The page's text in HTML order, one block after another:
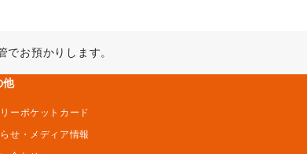
お預かりします。
他
ーポケットカード
せ・メディア情報